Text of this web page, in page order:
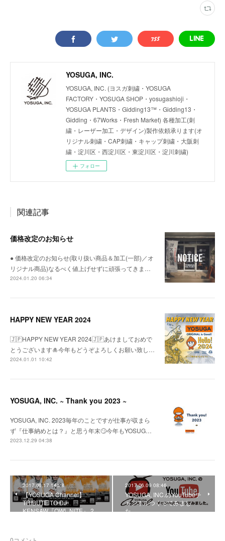
YOSUGA, INC.
YOSUGA, INC. (ヨスガ刺繍・YOSUGA
FACTORY・YOSUGA SHOP・yosugashioji・
YOSUGA PLANTS・Gidding13™・Gidding13・
Gidding・67Works・Fresh Market) 各種加工(刺
繍・レーザー加工・デザイン)製作依頼承ります(オ
リジナル刺繍・CAP刺繍・キャップ刺繍・大阪刺
繍・淀川区・西淀川区・東淀川区・淀川刺繍)
フォロー
関連記事
価格改定のお知らせ
● 価格改定のお知らせ(取り扱い商品＆加工(一部)／オ
リジナル商品)なるべく値上げせずに頑張ってきま…
2024.01.20 06:34
HAPPY NEW YEAR 2024
🇯🇵HAPPY NEW YEAR 2024🇯🇵あけましておめで
とうございます🎍今年もどうぞよろしくお願い致し…
2024.01.01 10:42
YOSUGA, INC. ~ Thank you 2023 ~
YOSUGA, INC. 2023毎年のことですが仕事が収まら
ず『仕事納めとは？』と思う年末🙄今年もYOSUG…
2023.12.29 04:38
2017.06.17 14:28
【YOSUGA Channel】
TRIBUTE TO DJ
KENSAW『OWL NITE』 2…
2017.06.09 08:46
YOSUGA, INC.のYouTubeチ
ャンネルつくってみまし
た。